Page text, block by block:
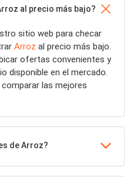
al precio más bajo?
sitio web para checar
Arroz al precio más bajo.
ofertas convenientes y
disponible en el mercado.
las mejores
de Arroz?